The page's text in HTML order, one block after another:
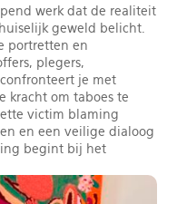
werk dat de realiteit
geweld belicht.
portretten en
plegers,
je met
kracht om taboes te
victim blaming
en een veilige dialoog
begint bij het